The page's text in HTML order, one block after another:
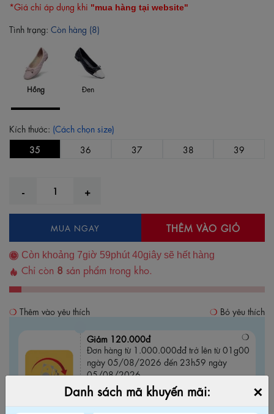
*Giá chỉ áp dụng khi "mua hàng tại website"
Tình trạng: Còn hàng (8)
Hồng Đen
Kích thước: (Cách chọn size)
35
36 37 38 39
MUA NGAY THÊM VÀO GIỎ
Còn khoảng 7giờ 59phút 39giây sẽ hết hàng
Chỉ còn 8 sản phẩm trong kho.
Thêm vào yêu thích Bỏ yêu thích
Giảm 120.000đ
Đơn hàng từ 1.000.000đđ trở lên từ 01g00
ngày 05/08/2026 đến 23h59 ngày
05/08/2026
Mã:AUB2SDAILY120KM Sao chép mã
Danh sách mã khuyến mãi: ×